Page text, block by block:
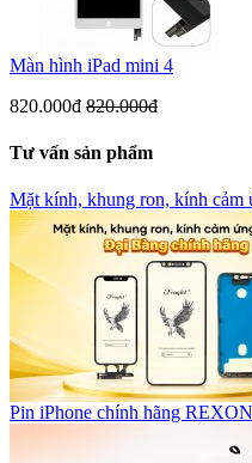
Màn hình iPad mini 4
820.000đ 820.000đ
Tư vấn sản phẩm
Mặt kính, khung ron, kính cảm
Pin iPhone chính hãng